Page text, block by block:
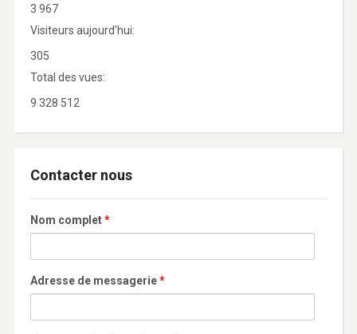
3 967
Visiteurs aujourd’hui:
305
Total des vues:
9 328 512
Contacter nous
Nom complet*
Adresse de messagerie*